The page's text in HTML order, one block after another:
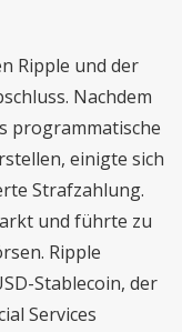
Ripple und der
Nachdem
programmatische
einigte sich
Strafzahlung.
und führte zu
Ripple
Stablecoin, der
Services